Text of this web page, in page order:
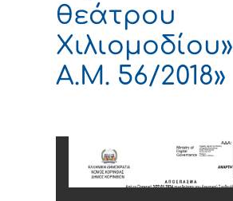
θεάτρου
Χιλιομοδίου»
Α.Μ. 56/2018»